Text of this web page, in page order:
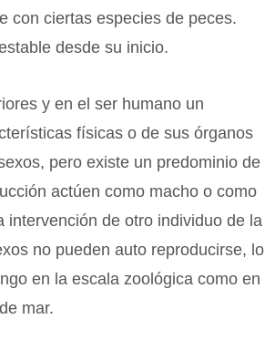
con ciertas especies de peces.
desde su inicio.
y en el ser humano un
físicas o de sus órganos
pero existe un predominio de
actúen como macho o como
intervención de otro individuo de la
no pueden auto reproducirse, lo
en la escala zoológica como en
mar.